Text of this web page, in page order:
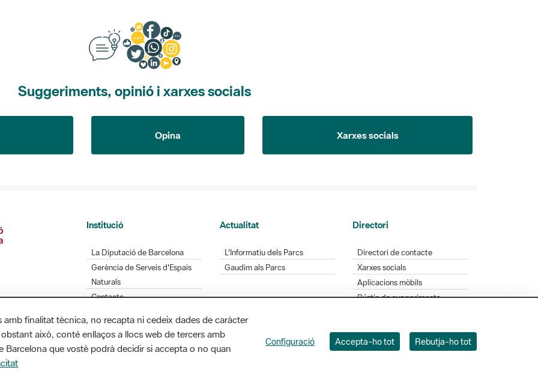
Gerència de Serveis d'Espais
Naturals
Contacte
Gaudim als Parcs
Xarxes socials
Aplicacions mòbils
Bústia de suggeriments
Opineu sobre els parcs
Diputació de Barcelona. Edifici Llacuna, 1a planta. Badajoz, 49. 08005 Barcelona. Tel. 934 022 428
/ xarxaparcs@diba.cat
finalitat tècnica, no recapta ni cedeix dades de caràcter
això, conté enllaços a llocs web de tercers amb
Barcelona que vostè podrà decidir si accepta o no quan
Configuració Accepta-ho tot Rebutja-ho tot